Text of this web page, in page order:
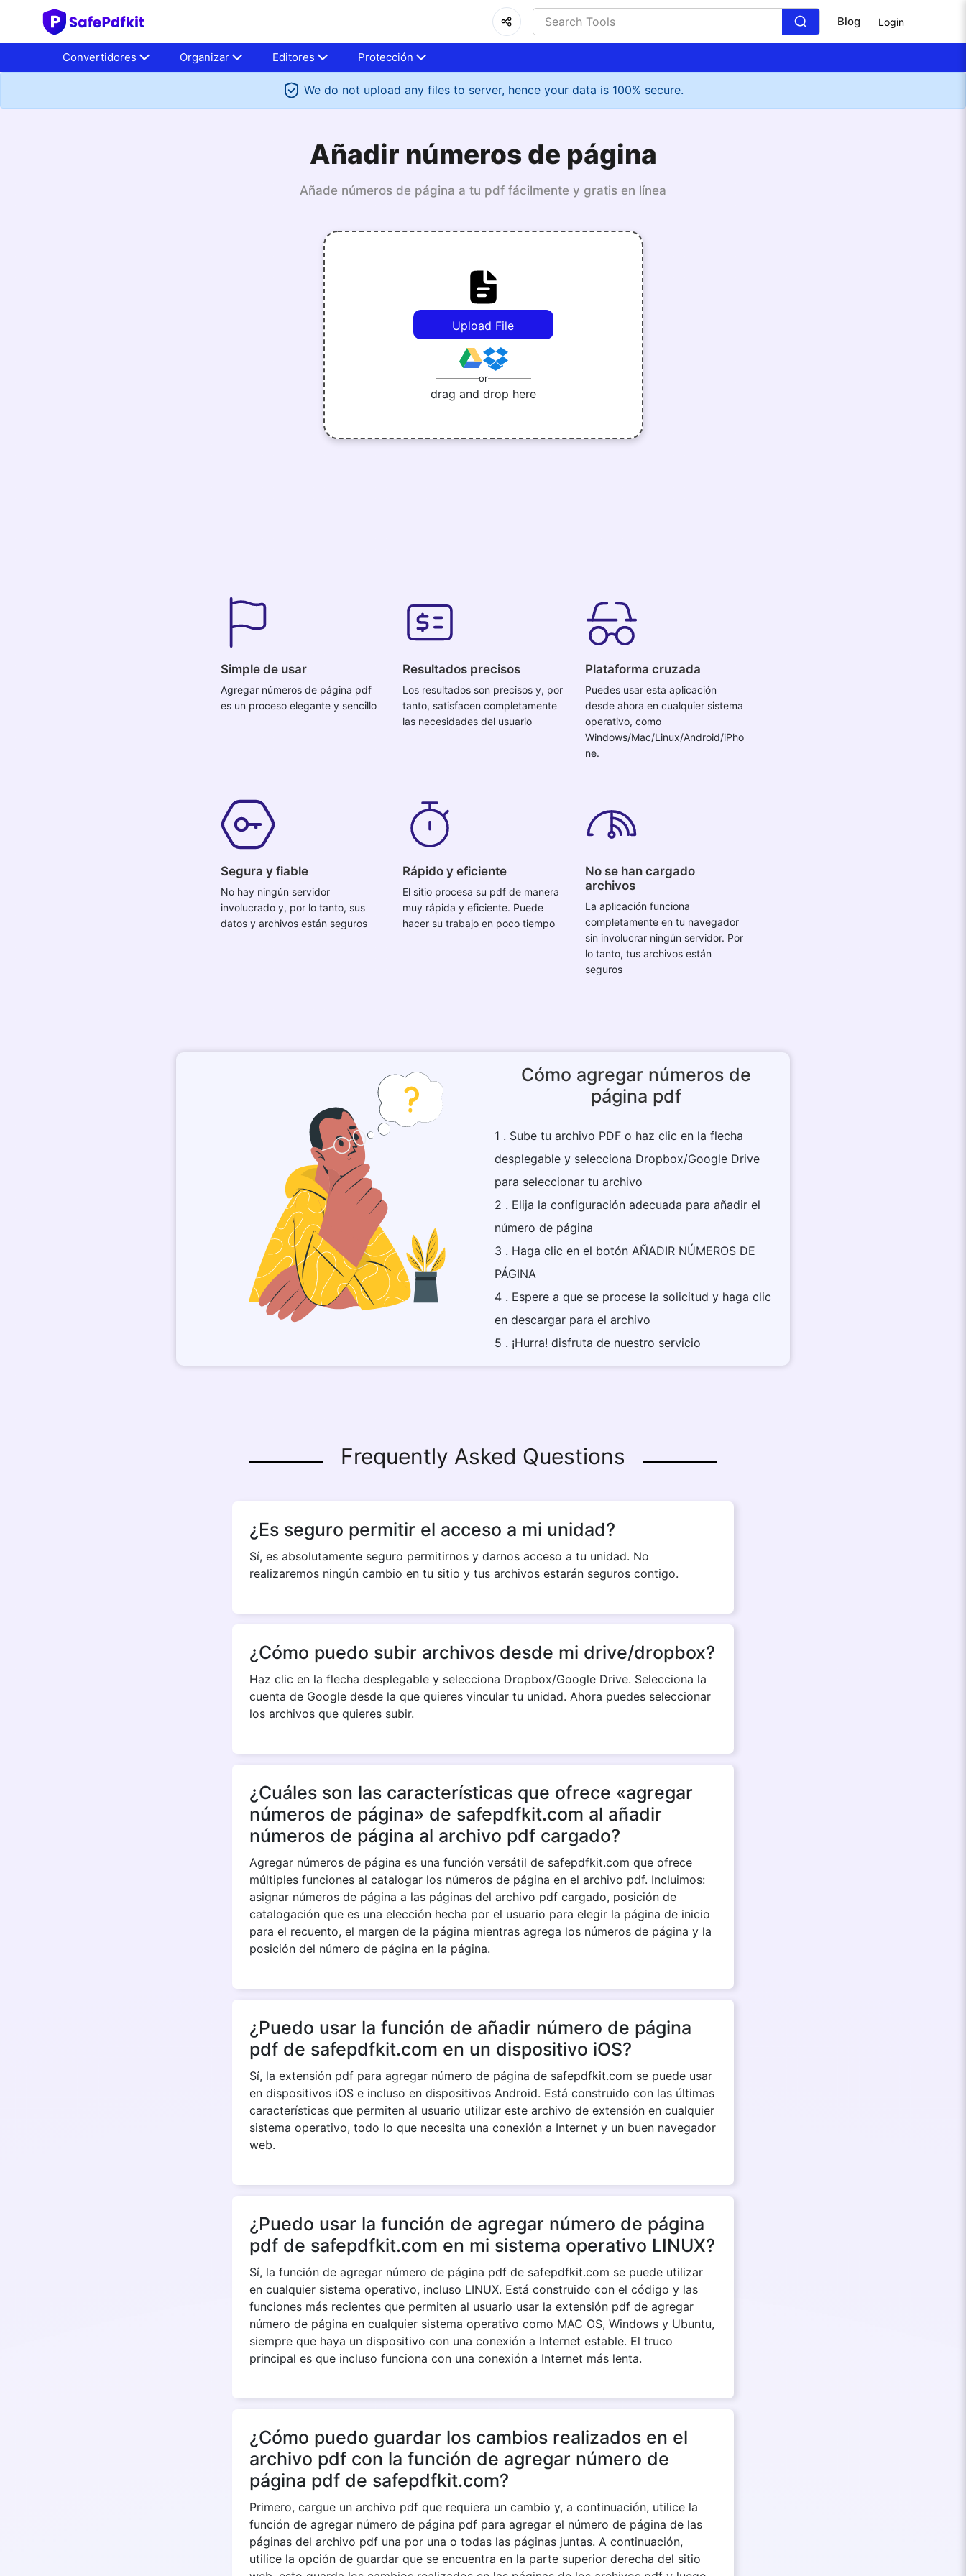
Blog Login
Convertidores Organizar Editores Protección
We do not upload any files to server, hence your data is 100% secure.
Añadir números de página
Añade números de página a tu pdf fácilmente y gratis en línea
Upload File
or
drag and drop here
Simple de usar
Agregar números de página pdf
es un proceso elegante y sencillo
Resultados precisos
Los resultados son precisos y, por
tanto, satisfacen completamente
las necesidades del usuario
Plataforma cruzada
Puedes usar esta aplicación
desde ahora en cualquier sistema
operativo, como
Windows/Mac/Linux/Android/iPho
ne.
Segura y fiable
No hay ningún servidor
involucrado y, por lo tanto, sus
datos y archivos están seguros
Rápido y eficiente
El sitio procesa su pdf de manera
muy rápida y eficiente. Puede
hacer su trabajo en poco tiempo
No se han cargado
archivos
La aplicación funciona
completamente en tu navegador
sin involucrar ningún servidor. Por
lo tanto, tus archivos están
seguros
Cómo agregar números de
página pdf
1 . Sube tu archivo PDF o haz clic en la flecha
desplegable y selecciona Dropbox/Google Drive
para seleccionar tu archivo
2 . Elija la configuración adecuada para añadir el
número de página
3 . Haga clic en el botón AÑADIR NÚMEROS DE
PÁGINA
4 . Espere a que se procese la solicitud y haga clic
en descargar para el archivo
5 . ¡Hurra! disfruta de nuestro servicio
Frequently Asked Questions
¿Es seguro permitir el acceso a mi unidad?
Sí, es absolutamente seguro permitirnos y darnos acceso a tu unidad. No
realizaremos ningún cambio en tu sitio y tus archivos estarán seguros contigo.
¿Cómo puedo subir archivos desde mi drive/dropbox?
Haz clic en la flecha desplegable y selecciona Dropbox/Google Drive. Selecciona la
cuenta de Google desde la que quieres vincular tu unidad. Ahora puedes seleccionar
los archivos que quieres subir.
¿Cuáles son las características que ofrece «agregar
números de página» de safepdfkit.com al añadir
números de página al archivo pdf cargado?
Agregar números de página es una función versátil de safepdfkit.com que ofrece
múltiples funciones al catalogar los números de página en el archivo pdf. Incluimos:
asignar números de página a las páginas del archivo pdf cargado, posición de
catalogación que es una elección hecha por el usuario para elegir la página de inicio
para el recuento, el margen de la página mientras agrega los números de página y la
posición del número de página en la página.
¿Puedo usar la función de añadir número de página
pdf de safepdfkit.com en un dispositivo iOS?
Sí, la extensión pdf para agregar número de página de safepdfkit.com se puede usar
en dispositivos iOS e incluso en dispositivos Android. Está construido con las últimas
características que permiten al usuario utilizar este archivo de extensión en cualquier
sistema operativo, todo lo que necesita una conexión a Internet y un buen navegador
web.
¿Puedo usar la función de agregar número de página
pdf de safepdfkit.com en mi sistema operativo LINUX?
Sí, la función de agregar número de página pdf de safepdfkit.com se puede utilizar
en cualquier sistema operativo, incluso LINUX. Está construido con el código y las
funciones más recientes que permiten al usuario usar la extensión pdf de agregar
número de página en cualquier sistema operativo como MAC OS, Windows y Ubuntu,
siempre que haya un dispositivo con una conexión a Internet estable. El truco
principal es que incluso funciona con una conexión a Internet más lenta.
¿Cómo puedo guardar los cambios realizados en el
archivo pdf con la función de agregar número de
página pdf de safepdfkit.com?
Primero, cargue un archivo pdf que requiera un cambio y, a continuación, utilice la
función de agregar número de página pdf para agregar el número de página de las
páginas del archivo pdf una por una o todas las páginas juntas. A continuación,
utilice la opción de guardar que se encuentra en la parte superior derecha del sitio